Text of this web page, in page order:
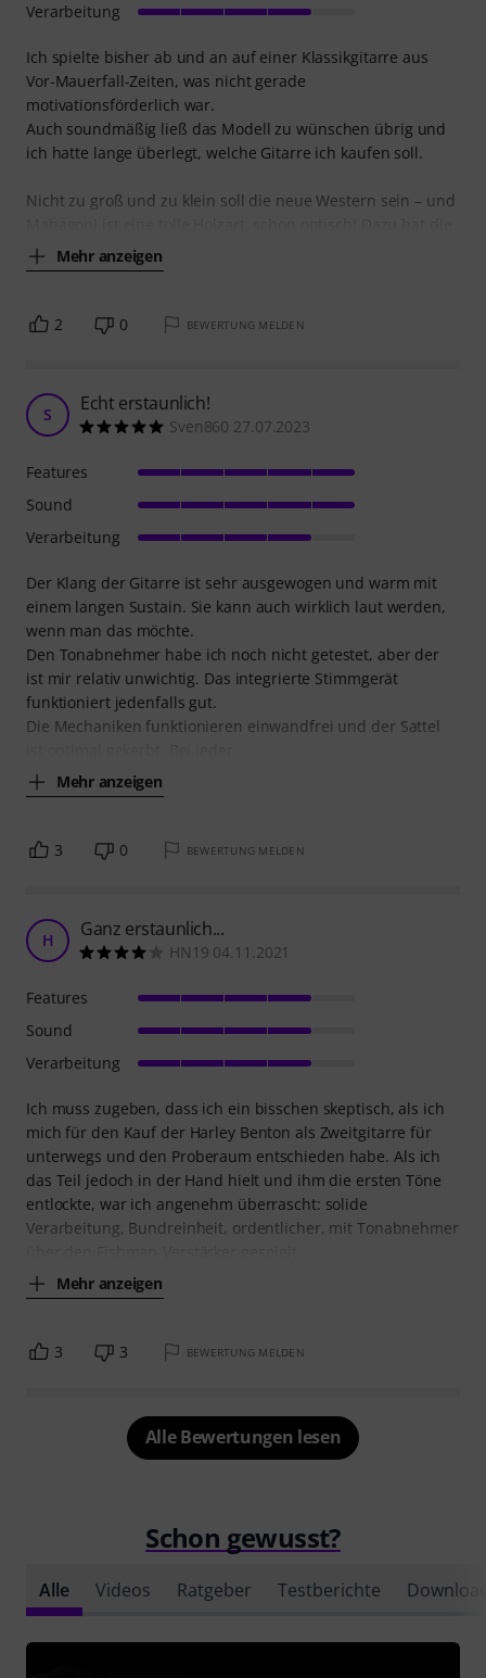
Ich spielte bisher ab und an auf einer Klassikgitarre aus
Vor-Mauerfall-Zeiten, was nicht gerade
motivationsförderlich war.
Auch soundmäßig ließ das Modell zu wünschen übrig und
ich hatte lange überlegt, welche Gitarre ich kaufen soll.
Nicht zu groß und zu klein soll die neue Western sein – und
Mehr anzeigen
Verarbeitung
2 0 BEWERTUNG MELDEN
S Echt erstaunlich!
Sven860 27.07.2023
Der Klang der Gitarre ist sehr ausgewogen und warm mit
einem langen Sustain. Sie kann auch wirklich laut werden,
wenn man das möchte.
Den Tonabnehmer habe ich noch nicht getestet, aber der
ist mir relativ unwichtig. Das integrierte Stimmgerät
funktioniert jedenfalls gut.
Die Mechaniken funktionieren einwandfrei und der Sattel
Mehr anzeigen
Features
Sound
Verarbeitung
3 0 BEWERTUNG MELDEN
H Ganz erstaunlich...
HN19 04.11.2021
Ich muss zugeben, dass ich ein bisschen skeptisch, als ich
mich für den Kauf der Harley Benton als Zweitgitarre für
unterwegs und den Proberaum entschieden habe. Als ich
das Teil jedoch in der Hand hielt und ihm die ersten Töne
entlockte, war ich angenehm überrascht: solide
Verarbeitung, Bundreinheit, ordentlicher, mit Tonabnehmer
Mehr anzeigen
Features
Sound
Verarbeitung
3 3 BEWERTUNG MELDEN
Alle Bewertungen lesen
Schon gewusst?
Alle Videos Ratgeber Testberichte